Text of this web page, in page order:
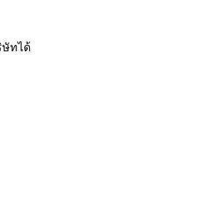
ษัทได้